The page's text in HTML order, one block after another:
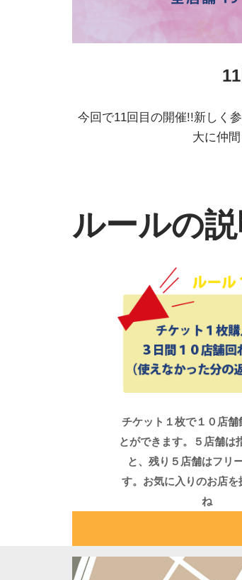
今回で11回目の開催!!新しく
大に仲
ルールの説
チケット１枚で１０店舗
とができます。５店舗は
と、残り５店舗はフリ
す。お気に入りのお店を
ね